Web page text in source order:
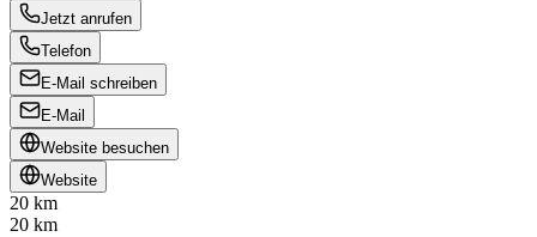
Jetzt anrufen
Telefon
E-Mail schreiben
E-Mail
Website besuchen
Website
20 km
20 km